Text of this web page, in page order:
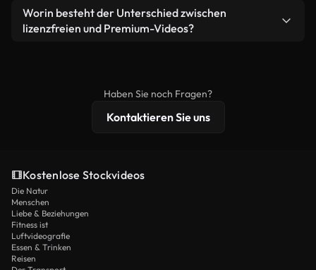
weiterverbreiten.
Videomaterial.
Ja. Sie dürfen unsere Videos gerne kürzen,
bearbeiten oder neu zusammenstellen. Achten Sie
Worin besteht der Unterschied zwischen
lizenzfreien und Premium-Videos?
erweiterten Lizenzschutz bieten.
Haben Sie noch Fragen?
Kontaktieren Sie uns
Kostenlose Stockvideos
Die Natur
Menschen
Liebe & Beziehungen
Fitness ist
Luftvideografie
Essen & Trinken
Reisen